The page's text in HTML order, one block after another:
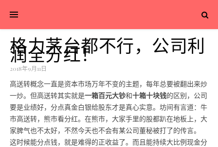
格力茅台都不行，公司利
润全分红！
2018年9月11日
高送转概念一直是资本市场万年不变的主题，每年总要被翻出来炒
一炒。但高送转其实就是一箱百元大钞和十箱十块钱的区别，公司
要是业绩好，分点真金白银给股东才是真心实意。坊间有言道：牛
市高送转，熊市看分红。在熊市，大家手里的股都趴在地板上，大
家脾气也不太好，不然今天也不会有某公司董秘被打了的传言。
这时候能分点钱，就是难得的正收益了。而且能持续大比例现金分